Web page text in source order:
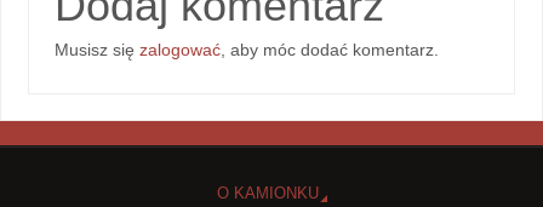
Musisz sięzalogować , aby móc dodać komentarz.
O KAMIONKU